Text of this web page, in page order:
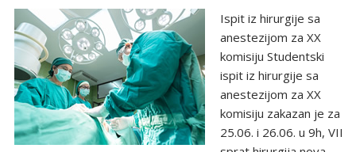
Ispit iz hirurgije sa
anestezijom za XX
komisiju Studentski
ispit iz hirurgije sa
anestezijom za XX
komisiju zakazan je za
25.06. i 26.06. u 9h, VII